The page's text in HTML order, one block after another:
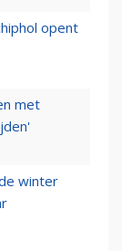
opent
met
winter